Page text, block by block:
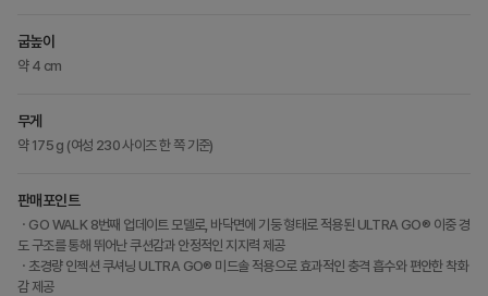
굽높이
약 4 cm
무게
약 175 g (여성 230 사이즈 한 쪽 기준)
판매포인트
ㆍGO WALK 8번째 업데이트 모델로, 바닥면에 기둥 형태로 적용된 ULTRA GO® 이중 경
도 구조를 통해 뛰어난 쿠션감과 안정적인 지지력 제공
ㆍ초경량 인젝션 쿠셔닝 ULTRA GO® 미드솔 적용으로 효과적인 충격 흡수와 편안한 착화
감 제공